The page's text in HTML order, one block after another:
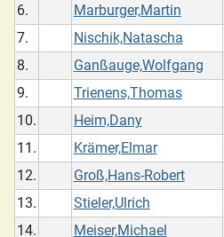
6.
Marburger,Martin
7.
Nischik,Natascha
8.
Ganßauge,Wolfgang
9.
Trienens,Thomas
10.
Heim,Dany
11.
Krämer,Elmar
12.
Groß,Hans-Robert
13.
Stieler,Ulrich
14.
Meiser,Michael